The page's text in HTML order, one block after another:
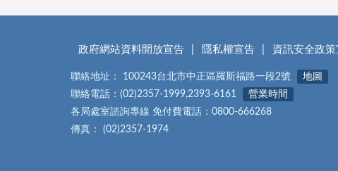
政府網站資料開放宣告 隱私權宣告 資訊安全政策
聯絡地址： 100243台北市中正區羅斯福路一段2號
地圖
聯絡電話：(02)2357-1999,2393-6161
營業時間
各局處室諮詢專線 免付費電話：0800-666268
傳真： (02)2357-1974